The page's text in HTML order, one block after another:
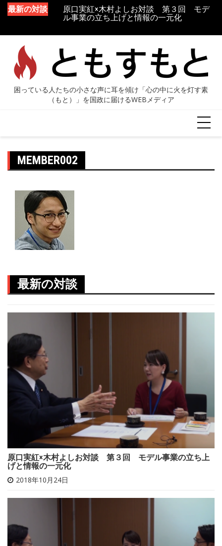
最新の対談
第１回 生き
診療
原口実紅×木村よしお対談 第３回 モデ
ル事業の立ち上げと情報の一元化
MEMBER002
最新の対談
原口実紅×木村よしお対談 第３回 モデル事業の立ち上
げと情報の一元化
2018年10月24日